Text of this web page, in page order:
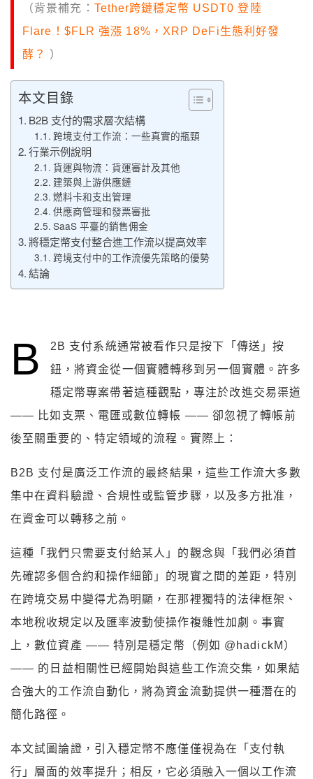
（背景補充： Tether跨鏈穩定幣 USDT0 登陸
Flare！$FLR 強漲 18%，XRP DeFi生態利好發
酵？
）
本文目錄
B2B 支付的需求層次結構
跨境支付工作流：一些真實的瓶頸
行業示例說明
貨運與物流：貨運審計及其他
建築與上游供應鏈
燃料卡和支出管理
供應商管理和發票審批
SaaS 平臺的銷售佣金
將穩定幣支付整合進工作流以提高效率
跨境支付中的工作流優先策略的優勢
結論
B
2B 支付系統通常被看作只是按下「傳送」按
鈕，將資金從一個實體轉移到另一個實體。許多
穩定幣專案帶著這種觀點，專注於改進交易渠道
—— 比如支票、電匯或數位轉帳 —— 卻忽視了轉帳前
後至關重要的、特定領域的流程。實際上：
B2B 支付是廣泛工作流的最終結果，這些工作流大多數
集中在資料驗證、合規性或監管步驟，以及多方批准，
在資金可以轉移之前。
這種「我們只需要支付給某人」的觀念與「我們必須首
先確認多個合約和操作細節」的現實之間的差距，特別
在跨境交易中變得尤為明顯，在那裡獨特的法律框架、
本地稅收規定以及匯率波動使操作複雜性加劇。事實
上，數位資產 —— 特別是穩定幣（例如 @hadickM）
—— 的日益相關性已經開始與這些工作流交集，如果結
合強大的工作流自動化，將為資金流動提供一種潛在的
簡化路徑。
本文試圖論證，引入穩定幣不應僅僅視為在「支付執
行」層面的效率提升；相反，它必須融入一個以工作流